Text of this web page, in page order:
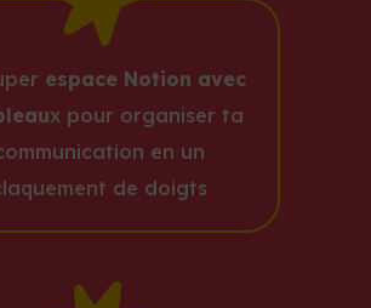
espace Notion avec
x pour organiser ta
en un
de doigts